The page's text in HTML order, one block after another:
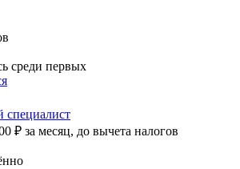
среди первых
₽ за месяц, до вычета налогов